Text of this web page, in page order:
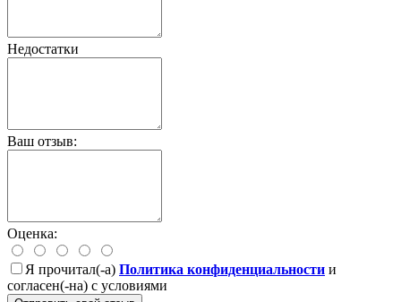
Недостатки
Ваш отзыв:
Оценка:
Я прочитал(-а) Политика конфиденциальности и
согласен(-на) с условиями